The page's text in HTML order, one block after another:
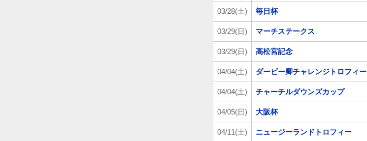
03/28(土) 毎日杯
03/29(日) マーチステークス
03/29(日) 高松宮記念
04/04(土) ダービー卿チャレンジトロフィー
04/04(土) チャーチルダウンズカップ
04/05(日) 大阪杯
04/11(土) ニュージーランドトロフィー